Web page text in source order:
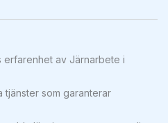
erfarenhet av Järnarbete i
tjänster som garanterar